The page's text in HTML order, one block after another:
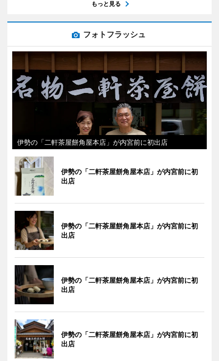
もっと見る
フォトフラッシュ
伊勢の「二軒茶屋餅角屋本店」が内宮前に初出店
伊勢の「二軒茶屋餅角屋本店」が内宮前に初
出店
伊勢の「二軒茶屋餅角屋本店」が内宮前に初
出店
伊勢の「二軒茶屋餅角屋本店」が内宮前に初
出店
伊勢の「二軒茶屋餅角屋本店」が内宮前に初
出店